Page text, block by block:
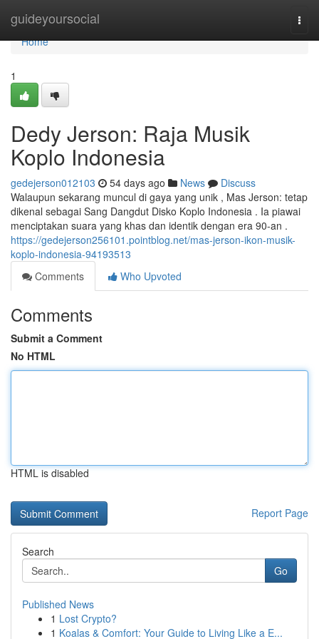
guideyoursocial
Home
Home
1
Dedy Jerson: Raja Musik
Koplo Indonesia
gedejerson012103 54 days ago News
Discuss
Walaupun sekarang muncul di gaya yang unik , Mas Jerson: tetap
dikenal sebagai Sang Dangdut Disko Koplo Indonesia . Ia piawai
menciptakan suara yang khas dan identik dengan era 90-an .
https://gedejerson256101.pointblog.net/mas-jerson-ikon-musik-
koplo-indonesia-94193513
Comments
Who Upvoted
Comments
Submit a Comment
No HTML
HTML is disabled
Report Page
Search
Go
Published News
1 Lost Crypto?
1 Koalas & Comfort: Your Guide to Living Like a E...